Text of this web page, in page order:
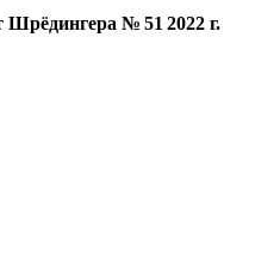
№ 51 2022 г.